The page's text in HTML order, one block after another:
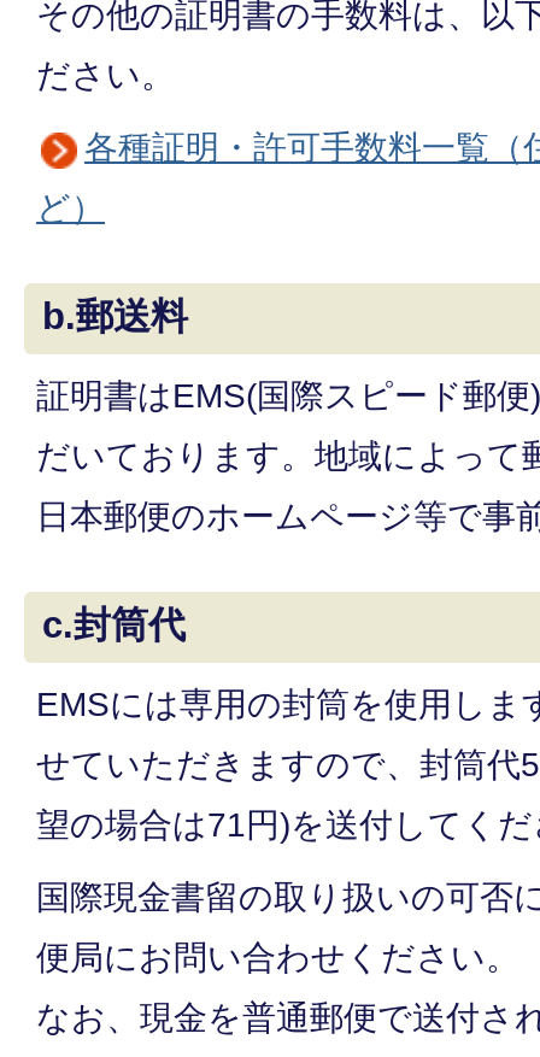
その他の証明書の手数料は、以
ださい。
各種証明・許可手数料一覧
ど）
b.郵送料
証明書はEMS(国際スピード郵
だいております。地域によって
日本郵便のホームページ等で事
c.封筒代
EMSには専用の封筒を使用しま
せていただきますので、封筒代
望の場合は71円)を送付してく
国際現金書留の取り扱いの可否
便局にお問い合わせください。
なお、現金を普通郵便で送付さ